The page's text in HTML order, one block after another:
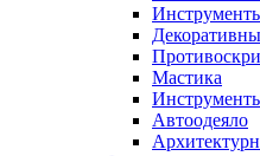
Мастика
Автоодеяло